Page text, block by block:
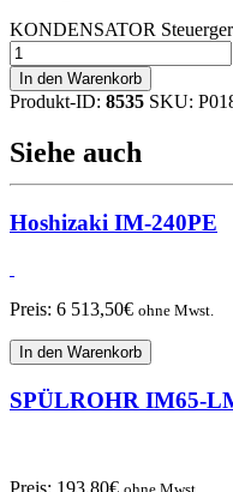
KONDENSATOR
In den Warenkorb
Produkt-ID: 8535 SKU:
Siehe auch
Hoshizaki IM-240PE
Preis: 6 513,50€ ohne Mwst.
In den Warenkorb
SPÜLROHR IM65-
Preis: 193,80€